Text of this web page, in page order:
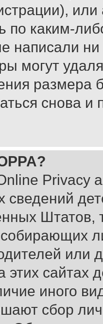
по каким-
написали
могут
размера
снова и
Privacy
Штатов,
или
этих сайтах
иного
сбор